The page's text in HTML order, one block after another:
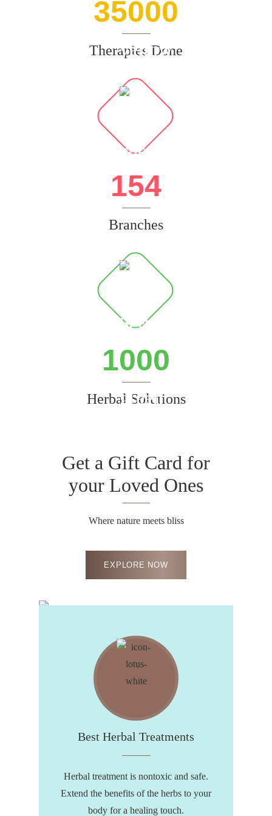
35000
Therapies Done
154
Branches
1000
Herbal Solutions
Get a Gift Card for
your Loved Ones
Where nature meets bliss
EXPLORE NOW
Best Herbal Treatments
Herbal treatment is nontoxic and safe.
Extend the benefits of the herbs to your
body for a healing touch.